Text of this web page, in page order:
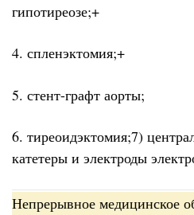
гипотиреозе;+
4. спленэктомия;+
5. стент-графт аорты;
6. тиреоидэктомия;7)
катетеры и электроды
Непрерывное медицинское